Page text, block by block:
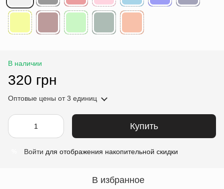
В наличии
320 грн
Оптовые цены от 3 единиц
Купить
Войти для отображения накопительной скидки
В избранное